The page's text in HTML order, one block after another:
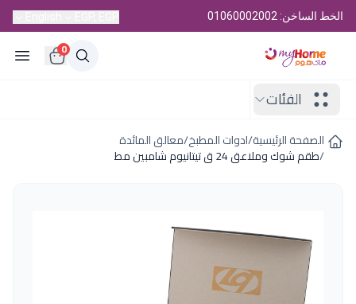
الخط الساخن: 01060002002
0
الفئات
الصفحة الرئيسية/ادوات المطبخ/معالق المائدة
/طقم شوك وملاعق 24 ق تيتانيوم شامبين مط